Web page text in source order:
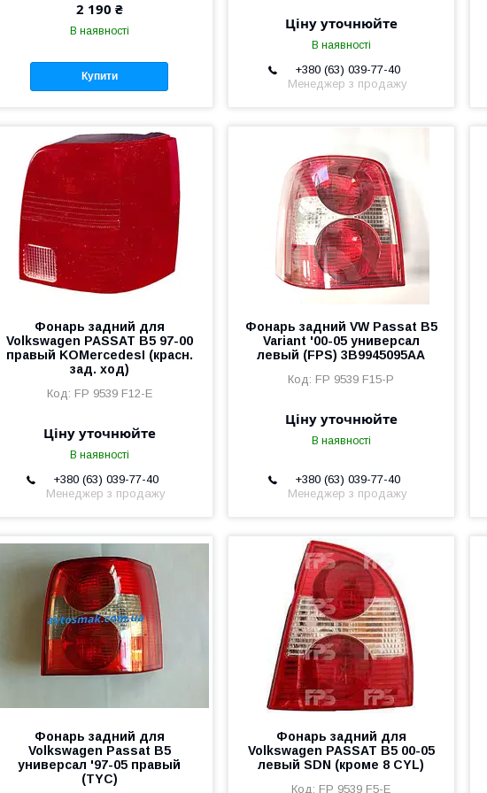
2 190 ₴
В наявності
Купити
Ціну уточнюйте
В наявності
+380 (63) 039-77-40
Менеджер з продажу
Фонарь задний для
Volkswagen PASSAT B5 97-00
правый KOMercedesI (красн.
зад. ход)
FP 9539 F12-E
Ціну уточнюйте
В наявності
+380 (63) 039-77-40
Менеджер з продажу
Фонарь задний VW Passat B5
Variant '00-05 универсал
левый (FPS) 3B9945095AA
FP 9539 F15-P
Ціну уточнюйте
В наявності
+380 (63) 039-77-40
Менеджер з продажу
Фонарь задний для
Volkswagen Passat B5
универсал '97-05 правый
(TYC)
Фонарь задний для
Volkswagen PASSAT B5 00-05
левый SDN (кроме 8 CYL)
FP 9539 F5-E